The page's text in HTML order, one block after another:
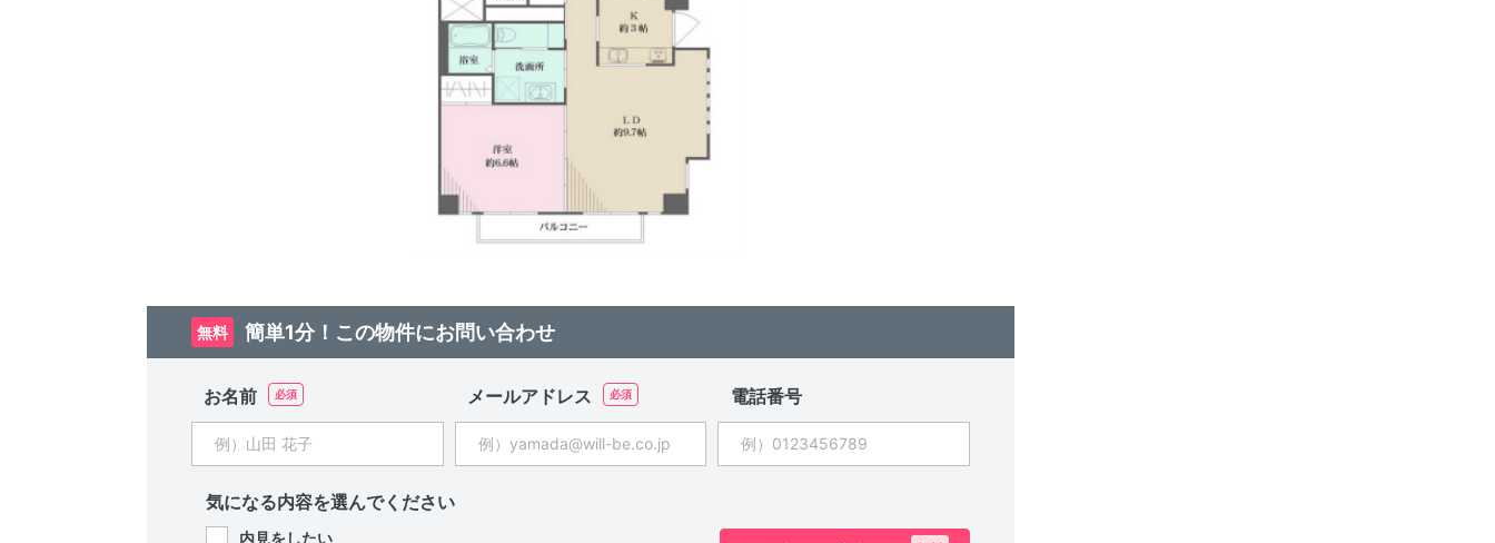
無料 簡単1分！この物件にお問い合わせ
お名前 メールアドレス 電話番号
気になる内容を選んでください
内見をしたい